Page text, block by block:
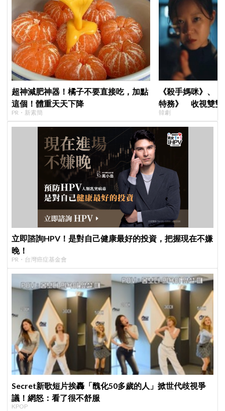
超神減肥神器！橘子不要直接吃，加點
這個！體重天天下降
PR・新素簡
《殺手媽咪》、
特務》 收視雙雙
高！
韓劇
立即諮詢HPV！是對自己健康最好的投資，把握現在不嫌
晚！
PR・台灣癌症基金會
Secret新歌短片挨轟「醜化50多歲的人」掀世代歧視爭
議！網怒：看了很不舒服
KPOP